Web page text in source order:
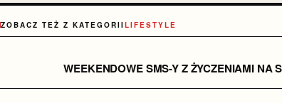
ZOBACZ TEŻ Z KATEGORIILIFESTYLE
WEEKENDOWE SMS-Y Z ŻYCZENIAMI NA